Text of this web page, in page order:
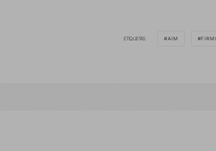
ETIQUETAS AIM